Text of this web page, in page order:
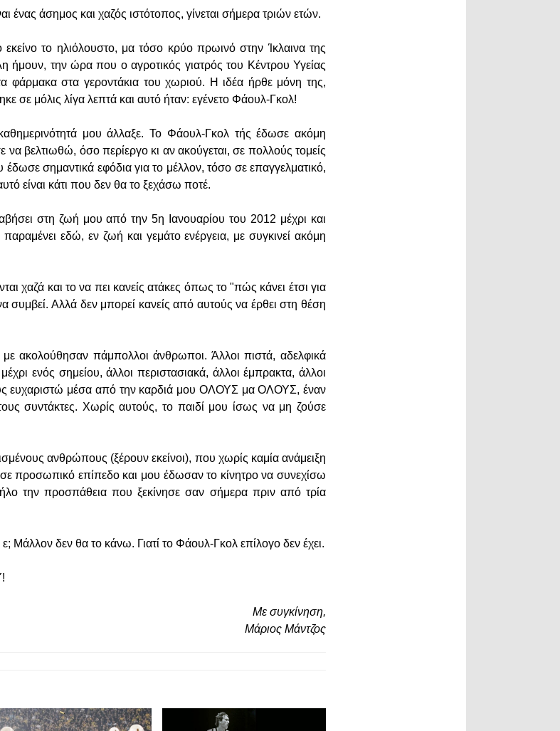
ένας άσημος και χαζός ιστότοπος, γίνεται σήμερα τριών ετών.
το ηλιόλουστο, μα τόσο κρύο πρωινό στην Ίκλαινα της
ήμουν, την ώρα που ο αγροτικός γιατρός του Κέντρου Υγείας
φάρμακα στα γεροντάκια του χωριού. Η ιδέα ήρθε μόνη της,
σε μόλις λίγα λεπτά και αυτό ήταν: εγένετο Φάουλ-Γκολ!
μου άλλαξε. Το Φάουλ-Γκολ τής έδωσε ακόμη
βελτιωθώ, όσο περίεργο κι αν ακούγεται, σε πολλούς τομείς
σημαντικά εφόδια για το μέλλον, τόσο σε επαγγελματικό,
είναι κάτι που δεν θα το ξεχάσω ποτέ.
στη ζωή μου από την 5η Ιανουαρίου του 2012 μέχρι και
εδώ, εν ζωή και γεμάτο ενέργεια, με συγκινεί ακόμη
χαζά και το να πει κανείς ατάκες όπως το "πώς κάνει έτσι για
συμβεί. Αλλά δεν μπορεί κανείς από αυτούς να έρθει στη θέση
ακολούθησαν πάμπολλοι άνθρωποι. Άλλοι πιστά, αδελφικά
ενός σημείου, άλλοι περιστασιακά, άλλοι έμπρακτα, άλλοι
ευχαριστώ μέσα από την καρδιά μου ΟΛΟΥΣ μα ΟΛΟΥΣ, έναν
συντάκτες. Χωρίς αυτούς, το παιδί μου ίσως να μη ζούσε
ανθρώπους (ξέρουν εκείνοι), που χωρίς καμία ανάμειξη
προσωπικό επίπεδο και μου έδωσαν το κίνητρο να συνεχίσω
την προσπάθεια που ξεκίνησε σαν σήμερα πριν από τρία
Μάλλον δεν θα το κάνω. Γιατί το Φάουλ-Γκολ επίλογο δεν έχει.
Με συγκίνηση,
Μάριος Μάντζος